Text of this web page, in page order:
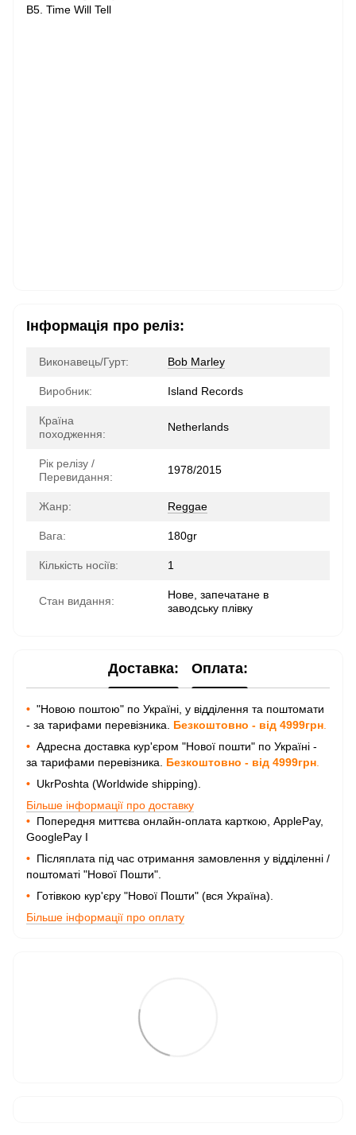
B5. Time Will Tell
Інформація про реліз:
Виконавець/Гурт: Bob Marley
Виробник: Island Records
Країна
походження:
Netherlands
Рік релізу /
Перевидання:
1978/2015
Жанр: Reggae
Вага: 180gr
Кількість носіїв: 1
Стан видання:
Нове, запечатане в
заводську плівку
Доставка: Оплата:
• "Новою поштою" по Україні, у відділення та поштомати
- за тарифами перевізника. Безкоштовно - від 4999грн
• Адресна доставка кур'єром "Нової пошти" по Україні -
за тарифами перевізника. Безкоштовно - від 4999грн
• UkrPoshta (Worldwide shipping).
Більше інформації про доставку
• Попередня миттєва онлайн-оплата карткою, ApplePay,
GooglePay I
• Післяплата під час отримання замовлення у відділенні /
поштоматі "Нової Пошти".
• Готівкою кур'єру "Нової Пошти" (вся Україна).
Більше інформації про оплату